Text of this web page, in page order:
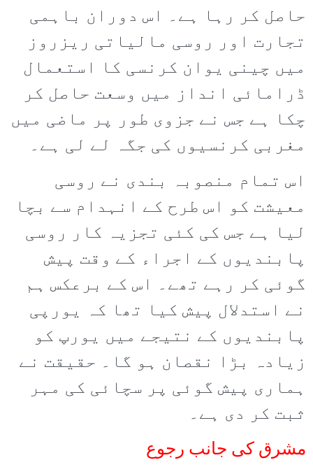
حاصل کر رہا ہے۔ اس دوران باہمی
تجارت اور روسی مالیاتی ریزروز
میں چینی یوان کرنسی کا استعمال
ڈرامائی انداز میں وسعت حاصل کر
چکا ہے جس نے جزوی طور پر ماضی میں
مغربی کرنسیوں کی جگہ لے لی ہے۔
اس تمام منصوبہ بندی نے روسی
معیشت کو اس طرح کے انہدام سے بچا
لیا ہے جس کی کئی تجزیہ کار روسی
پابندیوں کے اجراء کے وقت پیش
گوئی کر رہے تھے۔ اس کے برعکس ہم
نے استدلال پیش کیا تھا کہ یورپی
پابندیوں کے نتیجے میں یورپ کو
زیادہ بڑا نقصان ہو گا۔ حقیقت نے
ہماری پیش گوئی پر سچائی کی مہر
ثبت کر دی ہے۔
مشرق کی جانب رجوع